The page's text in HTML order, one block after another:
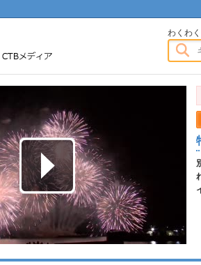
わくわくとんぼビデオ
わくわ